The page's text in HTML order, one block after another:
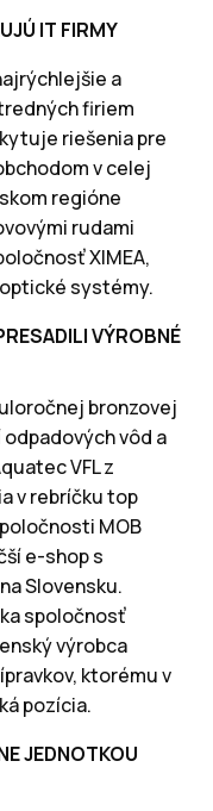
IT FIRMY
a
firiem
riešenia pre
v celej
regióne
rudami
XIMEA,
systémy.
VÝROBNÉ
bronzovej
vôd a
VFL z
v rebríčku top
MOB
e-shop s
Slovensku.
spoločnosť
výrobca
ktorému v
pozícia.
JEDNOTKOU